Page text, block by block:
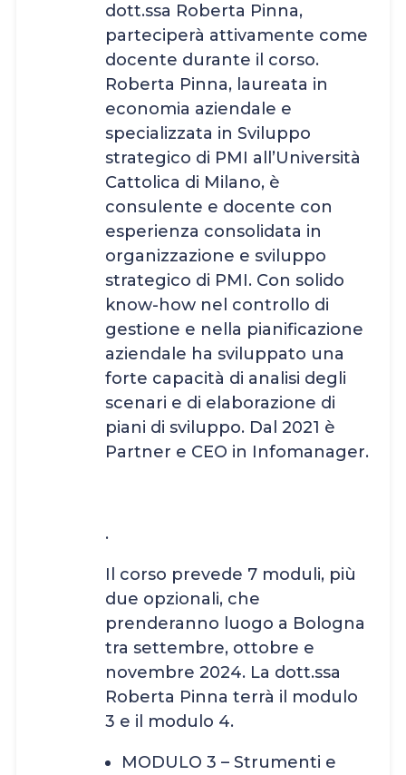
dott.ssa Roberta Pinna,
parteciperà attivamente come
docente durante il corso.
Roberta Pinna, laureata in
economia aziendale e
specializzata in Sviluppo
strategico di PMI all’Università
Cattolica di Milano, è
consulente e docente con
esperienza consolidata in
organizzazione e sviluppo
strategico di PMI. Con solido
know-how nel controllo di
gestione e nella pianificazione
aziendale ha sviluppato una
forte capacità di analisi degli
scenari e di elaborazione di
piani di sviluppo. Dal 2021 è
Partner e CEO in Infomanager.
.
Il corso prevede 7 moduli, più
due opzionali, che
prenderanno luogo a Bologna
tra settembre, ottobre e
novembre 2024. La dott.ssa
Roberta Pinna terrà il modulo
3 e il modulo 4.
MODULO 3 – Strumenti e